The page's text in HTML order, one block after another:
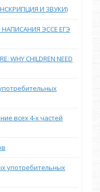
И ЗВУКИ)
ЭССЕ ЕГЭ
WHY CHILDREN NEED
всех 4-х частей
употребительных